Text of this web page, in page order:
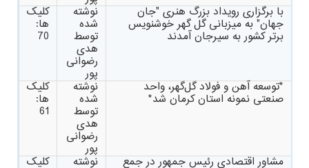
با برگزاری رویداد بزرگ هنری "جان
جهان" به میزبانی گل گهر خوشنویس
برتر کشور به سیرجان آمدند
نوشته
شده
توسط
هدی
رضوانی
پور
کلیک
ها:
70
*توسعه آهن و فولاد گل‌گهر، واحد
صنعتی نمونه استان کرمان شد*
نوشته
شده
توسط
هدی
رضوانی
پور
کلیک
ها:
61
مشاور اقتصادی رئیس جمهور در جمع نوشته کلیک